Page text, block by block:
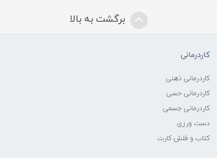
برگشت به بالا
کاردرمانی
کاردرمانی ذهنی
کاردرمانی حسی
کاردرمانی جسمی
دست ورزی
کتاب و فلش کارت